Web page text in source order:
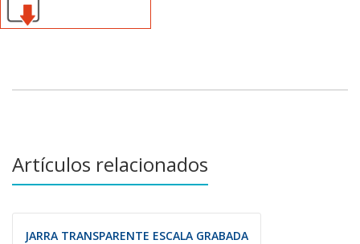
Artículos relacionados
JARRA TRANSPARENTE ESCALA GRABADA